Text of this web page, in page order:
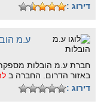
דירוג :
ע.מ
באזור הדרום. החברה ב
דירוג :